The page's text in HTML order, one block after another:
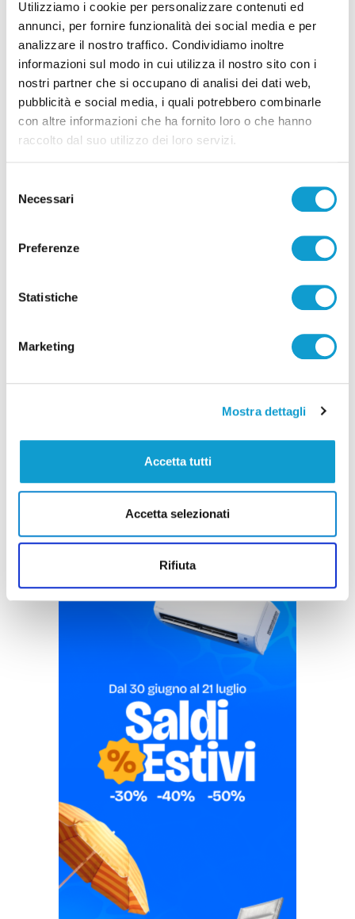
Utilizziamo i cookie per personalizzare contenuti ed
annunci, per fornire funzionalità dei social media e per
analizzare il nostro traffico. Condividiamo inoltre
informazioni sul modo in cui utilizza il nostro sito con i
nostri partner che si occupano di analisi dei dati web,
pubblicità e social media, i quali potrebbero combinarle
con altre informazioni che ha fornito loro o che hanno
raccolto dal suo utilizzo dei loro servizi.
delNecessari
Preferenze
Statistiche
Marketing
Mostra dettagli
Accetta tutti
Accetta selezionati
Rifiuta
Correlati
Blitz antidroga al Montelago Celtic Festival:
12 persone segnalate
Pubblicità